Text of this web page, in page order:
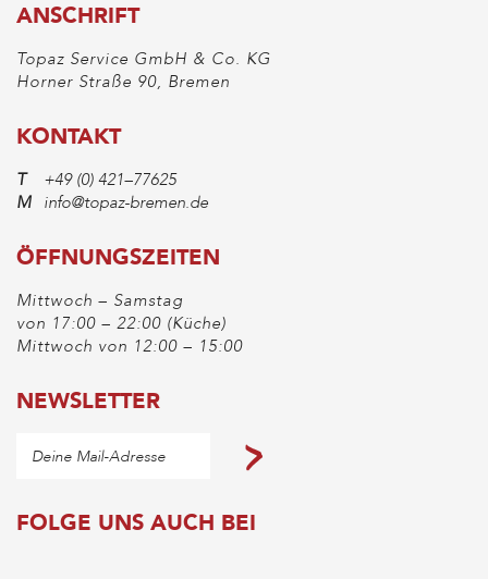
ANSCHRIFT
Topaz Service GmbH & Co. KG
Horner Straße 90, Bremen
KONTAKT
T
+49 (0) 421–77625
M
info@topaz-bremen.de
ÖFFNUNGSZEITEN
Mittwoch – Samstag
von 17:00 – 22:00 (Küche)
Mittwoch von 12:00 – 15:00
NEWSLETTER
FOLGE UNS AUCH BEI